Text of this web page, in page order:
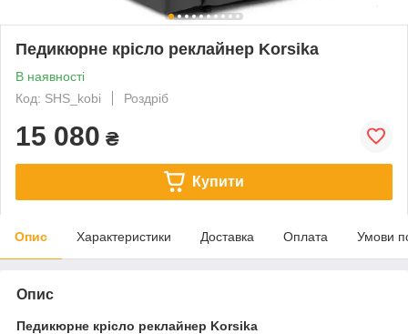
Педикюрне крісло реклайнер Korsika
В наявності
Код: SHS_kobi
Роздріб
15 080 ₴
Купити
Опис Характеристики Доставка Оплата Умови
Опис
Педикюрне крісло реклайнер Korsika